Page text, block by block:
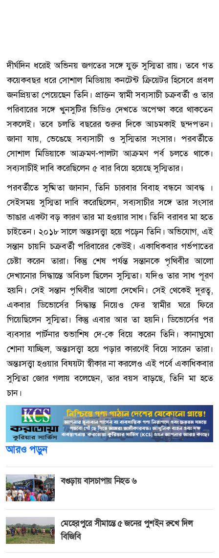
দীর্ঘদিন ধরেই অভিনয় জগতের সঙ্গে যুক্ত সুস্মিতা রায়। তবে গত
কয়েকবছর ধরে সোশাল মিডিয়ায় কনটেন্ট ক্রিয়েটর হিসেবে প্রবল
জনপ্রিয়তা পেয়েছেন তিনি। প্রাক্তন স্বামী সব্যসাচী চক্রবর্তী ও তার
পরিবারের সঙ্গে খুনসুটির ভিডিও দেখতে অপেক্ষা করে থাকতেন
সকলেই। তবে চলতি বছরের শুরুর দিকে আচমকাই ছন্দপতন।
জানা যায়, ভেঙেছে সব্যসাচী ও সুস্মিতার সংসার। পরবর্তীতে
সোশাল মিডিয়াকে আক্রমণ-পালটা আক্রমণ পর্ব চলতে থাকে।
সব্যসাচীই দাবি করেছিলেন ৫ বার বিয়ে হয়েছে সুস্মিতার।
পরবর্তীতে সুষ্মিতা জানান, তিনি চারবার বিবাহ বন্ধনে আবদ্ধ ।
সেইসময় সুস্মিতা দাবি করেছিলেন, সব্যসাচীর সঙ্গে তার সংসার
ভাঙার একটা বড় কারণ তার মা হওয়ার সাধ। তিনি বরাবর মা হতে
চাইতেন। ২০১৮ সালে অন্তঃসত্ত্বা হয়ে পড়েন তিনি। অভিযোগ, এই
সন্তান চায়নি চক্রবর্তী পরিবারের কেউই। একাধিকবার গর্ভপাতের
চেষ্টা করেন তারা। কিন্তু শেষ পর্যন্ত সন্তানকে পৃথিবীর আলো
দেখানোর সিদ্ধান্তে অবিচল ছিলেন সুস্মিতা। যদিও তার সাধ পূরণ
হয়নি। সেই সন্তান পৃথিবীর আলো দেখেনি। সেই থেকেই দূরত্ব,
একবার ডিভোর্সের সিদ্ধান্ত নিয়েও ফের স্বামীর ঘরে ফিরে
গিয়েছিলেন সুস্মিতা। কিন্তু এবার আর তা হয়নি। ডিভোর্সের পর
ব্যবসার পার্টনার শুভাশিষ দে-কে বিয়ে করেন তিনি। কানাঘুষো
শোনা যাচ্ছিল, অন্তঃসত্ত্বা হয়ে পড়ার কারণেই বিয়ে সারেন তারা।
অন্তঃসত্ত্বা হওয়ার বিষয়টা স্বীকার না করলেও এই পর্বে একাধিকবার
সুস্মিতা জোর গলায় বলেছেন, তার বয়স বাড়ছে, তিনি মা হতে
চান।
আরও পড়ুন
বগুড়ায় বাসচাপায় নিহত ৬
মেহেরপুরে সীমান্তে ৫ জনের পুশইন রুখে দিল
বিজিবি